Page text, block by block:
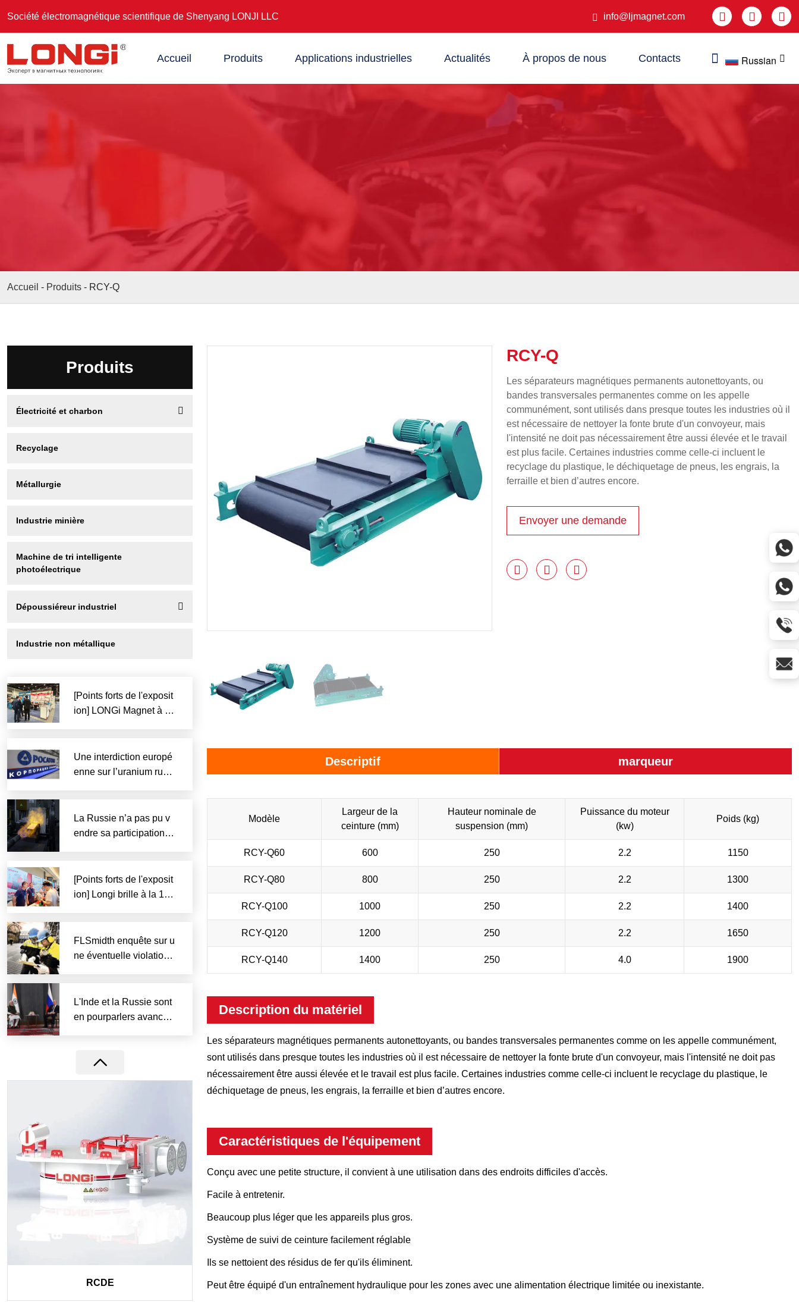
Société électromagnétique scientifique de Shenyang LONJI LLC info@ljmagnet.com   
Accueil Produits Applications industrielles Actualités À propos de nous Contacts  Russian
Accueil - Produits - RCY-Q
Produits
Électricité et charbon 
Recyclage
Métallurgie
Industrie minière
Machine de tri intelligente
photoélectrique
Dépoussiéreur industriel 
Industrie non métallique
[Points forts de l'exposit
ion] LONGi Magnet à la
Une interdiction europé
enne sur l’uranium russ
La Russie n’a pas pu v
endre sa participation d
ne n’a soumissionné au
x enchères.
[Points forts de l'exposit
ion] Longi brille à la 19e
FLSmidth enquête sur u
ne éventuelle violation
L'Inde et la Russie sont
en pourparlers avancés
Séparateur magnétique supracond
ucteur série LJWH pour minéraux n
PDC
LCT
RCDE
RCY-Q
Les séparateurs magnétiques permanents autonettoyants, ou
bandes transversales permanentes comme on les appelle
communément, sont utilisés dans presque toutes les industries où il
est nécessaire de nettoyer la fonte brute d'un convoyeur, mais
l'intensité ne doit pas nécessairement être aussi élevée et le travail
est plus facile. Certaines industries comme celle-ci incluent le
recyclage du plastique, le déchiquetage de pneus, les engrais, la
ferraille et bien d’autres encore.
Envoyer une demande
  
Descriptif marqueur
Modèle
Largeur de la
ceinture (mm)
Hauteur nominale de
suspension (mm)
Puissance du moteur
(kw)
Poids (kg)
RCY-Q60 600 250 2.2 1150
RCY-Q80 800 250 2.2 1300
RCY-Q100 1000 250 2.2 1400
RCY-Q120 1200 250 2.2 1650
RCY-Q140 1400 250 4.0 1900
Description du matériel
Les séparateurs magnétiques permanents autonettoyants, ou bandes transversales permanentes comme on les appelle communément,
sont utilisés dans presque toutes les industries où il est nécessaire de nettoyer la fonte brute d'un convoyeur, mais l'intensité ne doit pas
nécessairement être aussi élevée et le travail est plus facile. Certaines industries comme celle-ci incluent le recyclage du plastique, le
déchiquetage de pneus, les engrais, la ferraille et bien d’autres encore.
Caractéristiques de l'équipement
Conçu avec une petite structure, il convient à une utilisation dans des endroits difficiles d'accès.
Facile à entretenir.
Beaucoup plus léger que les appareils plus gros.
Système de suivi de ceinture facilement réglable
Ils se nettoient des résidus de fer qu'ils éliminent.
Peut être équipé d'un entraînement hydraulique pour les zones avec une alimentation électrique limitée ou inexistante.